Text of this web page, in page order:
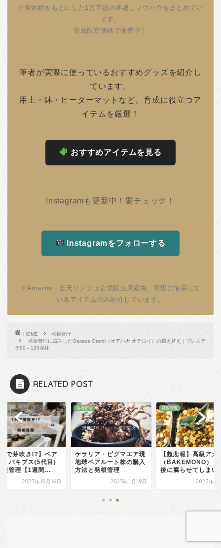
※実体験をもとにした1万字超の冬越しノウハウをまとめてい
ます。
初回限定価格で販売中！
筆者が実際に使っているおすすめグッズを紹介し
ています。
用土・鉢・ヒーターマットなど、育成に役立つア
イテムを厳選！
おすすめアイテムを見る
Instagramも更新中！要チェック！
Instagramをフォローする
※Amazon・楽天リンクは公式販売店経由。実際に使用して
いるアイテムのみ紹介しています。
HOME
発根管理
発根管理に成功したOaxaca Oteroi（オアハカ オテロイ）の植え替え｜プレステ
ラ90→120深鉢
RELATED POST
リア・ピグマエア現
ベアルート株の購入
と発根管理
2023年1月19日
発根管理
【超悲報】高級アガベ
（BAKEMONO）を発根
後に腐らせてしまいま...
2023年11月3日
発根管理
【1日で芽吹き!?】
ルートパキプス(5代
の発根管理【1週間
2023年10